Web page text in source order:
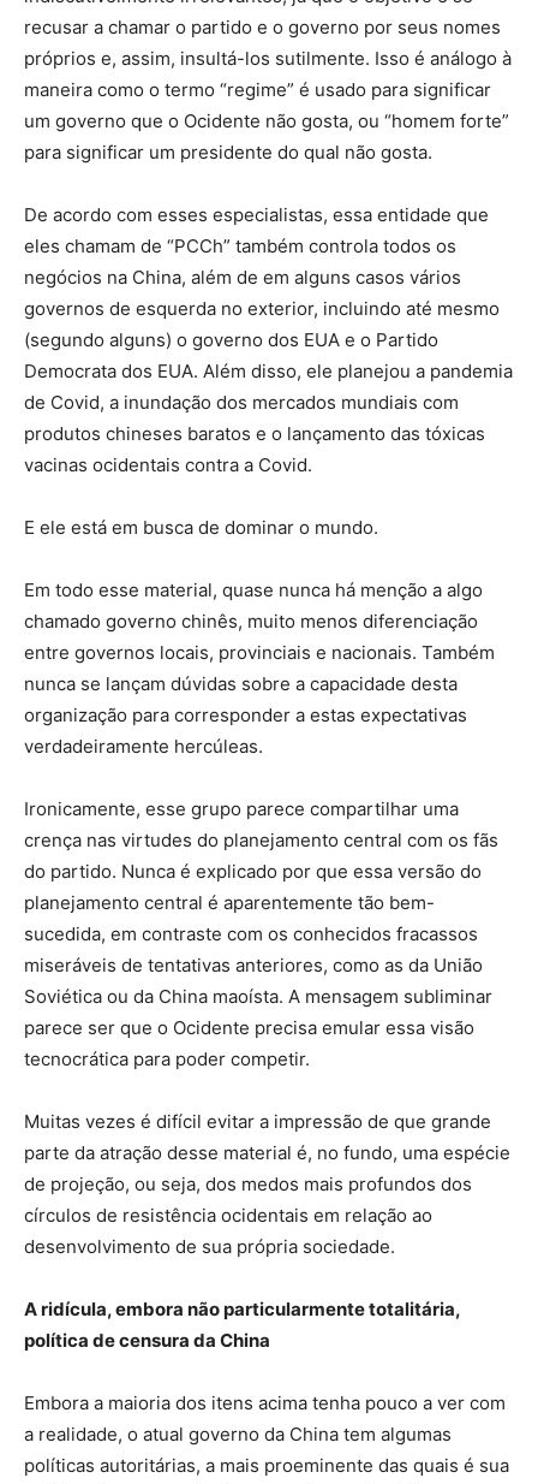
recusar a chamar o partido e o governo por seus nomes
próprios e, assim, insultá-los sutilmente. Isso é análogo à
maneira como o termo “regime” é usado para significar
um governo que o Ocidente não gosta, ou “homem forte”
para significar um presidente do qual não gosta.
De acordo com esses especialistas, essa entidade que
eles chamam de “PCCh” também controla todos os
negócios na China, além de em alguns casos vários
governos de esquerda no exterior, incluindo até mesmo
(segundo alguns) o governo dos EUA e o Partido
Democrata dos EUA. Além disso, ele planejou a pandemia
de Covid, a inundação dos mercados mundiais com
produtos chineses baratos e o lançamento das tóxicas
vacinas ocidentais contra a Covid.
E ele está em busca de dominar o mundo.
Em todo esse material, quase nunca há menção a algo
chamado governo chinês, muito menos diferenciação
entre governos locais, provinciais e nacionais. Também
nunca se lançam dúvidas sobre a capacidade desta
organização para corresponder a estas expectativas
verdadeiramente hercúleas.
Ironicamente, esse grupo parece compartilhar uma
crença nas virtudes do planejamento central com os fãs
do partido. Nunca é explicado por que essa versão do
planejamento central é aparentemente tão bem-
sucedida, em contraste com os conhecidos fracassos
miseráveis de tentativas anteriores, como as da União
Soviética ou da China maoísta. A mensagem subliminar
parece ser que o Ocidente precisa emular essa visão
tecnocrática para poder competir.
Muitas vezes é difícil evitar a impressão de que grande
parte da atração desse material é, no fundo, uma espécie
de projeção, ou seja, dos medos mais profundos dos
círculos de resistência ocidentais em relação ao
desenvolvimento de sua própria sociedade.
A ridícula, embora não particularmente totalitária,
política de censura da China
Embora a maioria dos itens acima tenha pouco a ver com
a realidade, o atual governo da China tem algumas
políticas autoritárias, a mais proeminente das quais é sua